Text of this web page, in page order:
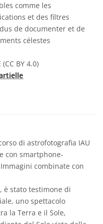
comme les
et des filtres
de documenter et de
célestes
BY 4.0)
di astrofotografia IAU
con smartphone-
combinate con
è stato testimone di
uno spettacolo
la Terra e il Sole,